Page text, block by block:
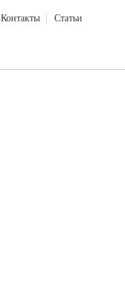
Контакты Статьи